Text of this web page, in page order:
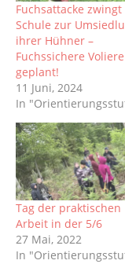
Fuchsattacke zwingt
Schule zur
ihrer Hühner –
Fuchssichere Voliere
geplant!
11 Juni, 2024
In
Tag der praktischen
Arbeit in der 5/6
27 Mai, 2022
In